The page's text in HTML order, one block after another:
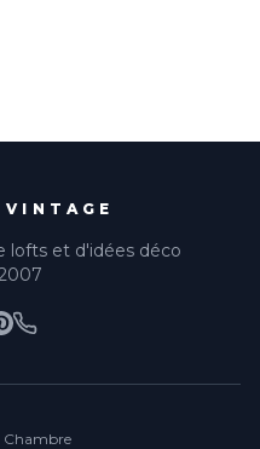
lofts et d'idées déco
Chambre